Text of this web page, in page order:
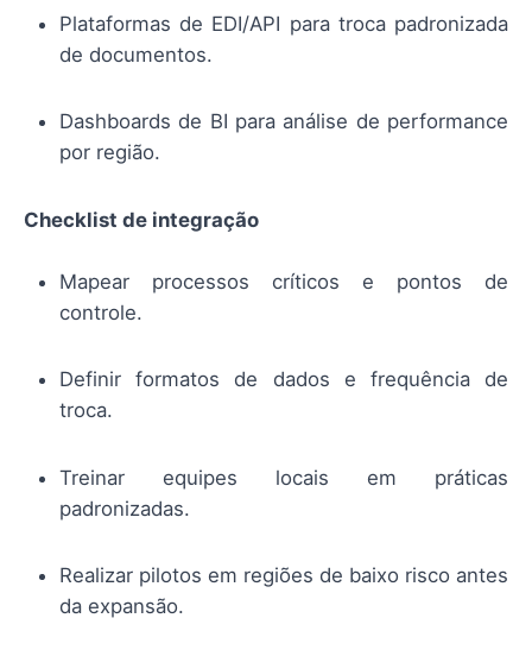
Plataformas de EDI/API para troca padronizada
de documentos.
Dashboards de BI para análise de performance
por região.
Checklist de integração
Mapear processos críticos e pontos de
controle.
Definir formatos de dados e frequência de
troca.
Treinar equipes locais em práticas
padronizadas.
Realizar pilotos em regiões de baixo risco antes
da expansão.